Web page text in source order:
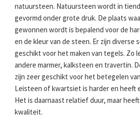
natuursteen. Natuursteen wordt in
gevormd onder grote druk. De plaats
gewonnen wordt is bepalend voor de
en de kleur van de steen. Er zijn
geschikt voor het maken van tegels. Zo
andere marmer, kalksteen en travertin.
zijn zeer geschikt voor het betegelen
Leisteen of kwartsiet is harder en heeft
Het is daarnaast relatief duur, maar
kwaliteit.